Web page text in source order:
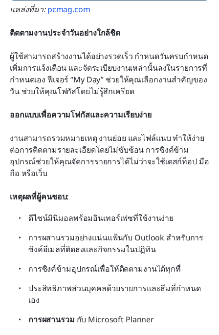
แหล่งที่มา: pcmag.com
ติดตามงานประจำวันอย่างใกล้ชิด
ผู้ใช้สามารถสร้างงานได้อย่างรวดเร็ว กำหนดวันครบกำหนด
เพิ่มการแจ้งเตือน และจัดระเบียบงานเหล่านั้นลงในรายการที่
กำหนดเอง ฟีเจอร์ “My Day” ช่วยให้คุณเลือกงานสำคัญของ
วัน ช่วยให้คุณโฟกัสโดยไม่รู้สึกเครียด
ออกแบบเพื่อความโฟกัสและความเรียบง่าย
งานสามารถรวมหมายเหตุ งานย่อย และไฟล์แนบ ทำให้ง่าย
ต่อการติดตามรายละเอียดโดยไม่ซับซ้อน การซิงค์ข้าม
อุปกรณ์ช่วยให้คุณจัดการรายการได้ไม่ว่าจะใช้เดสก์ท็อป มือ
ถือ หรือเว็บ
เหตุผลที่ผู้คนชอบ:
ดีไซน์มินิมอลพร้อมอินเทอร์เฟซที่ใช้งานง่าย
การผสานรวมอย่างแน่นแฟ้นกับ Outlook สำหรับการ
ซิงค์อีเมลที่ติดธงและกิจกรรมในปฏิทิน
การซิงค์ข้ามอุปกรณ์เพื่อให้ติดตามงานได้ทุกที่
ประสิทธิภาพส่วนบุคคลด้วยรายการและธีมที่กำหนด
เอง
การผสานรวม กับ Microsoft Planner